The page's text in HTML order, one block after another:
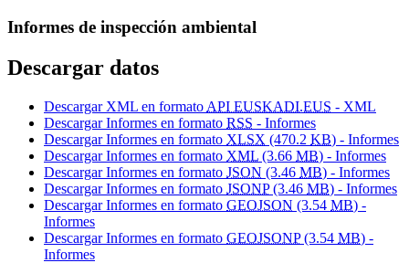
Informes de inspección ambiental
Descargar datos
Descargar XML en formato API EUSKADI.EUS - XML
Descargar Informes en formato RSS - Informes
Descargar Informes en formato XLSX (470.2 KB) - Informes
Descargar Informes en formato XML (3.66 MB) - Informes
Descargar Informes en formato JSON (3.46 MB) - Informes
Descargar Informes en formato JSONP (3.46 MB) - Informes
Descargar Informes en formato GEOJSON (3.54 MB) -
Informes
Descargar Informes en formato GEOJSONP (3.54 MB) -
Informes